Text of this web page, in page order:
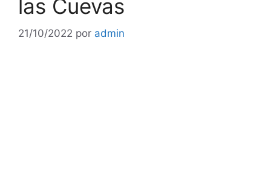
las Cuevas
21/10/2022 por admin